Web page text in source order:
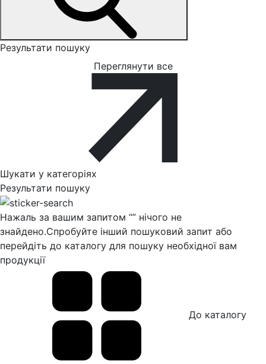
Результати пошуку
Переглянути все
Шукати у категоріях
Результати пошуку
Нажаль за вашим запитом “” нічого не
знайдено.Спробуйте інший пошуковий запит або
перейдіть до каталогу для пошуку необхідної вам
продукції
До каталогу